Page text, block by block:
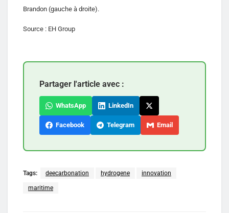
Brandon (gauche à droite).
Source : EH Group
Partager l'article avec :
WhatsApp LinkedIn
Facebook Telegram Email
Tags: deecarbonation hydrogene innovation
maritime